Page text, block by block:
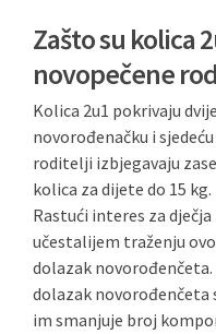
Zašto su kolica
novopečene
Kolica 2u1 pokrivaju
novorođenačku i
roditelji izbjegavaju
kolica za dijete do 15 kg.
Rastući interes za
učestalijem traženju
dolazak
dolazak novorođenčeta
im smanjuje broj